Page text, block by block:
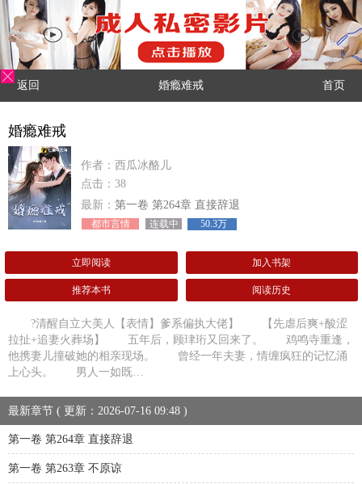
返回 婚瘾难戒 首页
婚瘾难戒
作者：西瓜冰酪儿
点击：38
最新： 第一卷 第264章 直接辞退
都市言情 连载中 50.3万
立即阅读 加入书架
推荐本书 阅读历史
?清醒自立大美人【表情】爹系偏执大佬】 【先虐后爽+酸涩
拉扯+追妻火葬场】 五年后，顾珒珩又回来了。 鸡鸣寺重逢，
他携妻儿撞破她的相亲现场。 曾经一年夫妻，情缠疯狂的记忆涌
上心头。 男人一如既…
最新章节 ( 更新：2026-07-16 09:48 )
第一卷 第264章 直接辞退
第一卷 第263章 不原谅